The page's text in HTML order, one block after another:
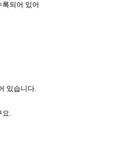
되어 있어
있습니다.
요.